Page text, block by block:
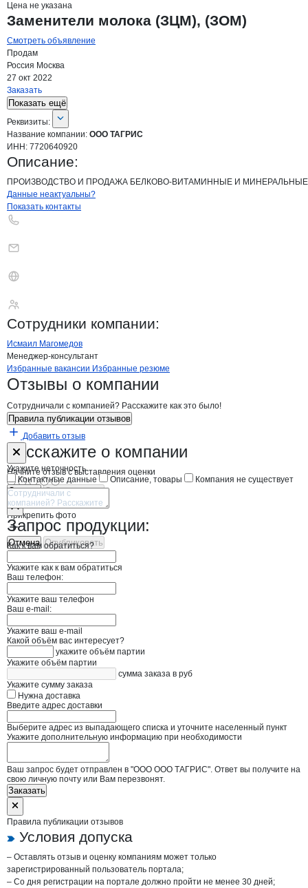
Цена не указана
Заменители молока (ЗЦМ), (ЗОМ)
Смотреть объявление
Продам
Россия Москва
27 окт 2022
Заказать
Показать ещё
О компании
Реквизиты
Реквизиты:
Название компании: ООО ТАГРИС
ИНН: 7720640920
Описание:
ПРОИЗВОДСТВО И ПРОДАЖА БЕЛКОВО-ВИТАМИННЫЕ И МИНЕРАЛЬНЫЕ
Контактыкомпании
+7(800)000-00-..
Данные неактуальны?
Показать контакты
Сотрудники компании:
Исмаил Магомедов
Менеджер-консультант
Брендыкомпани ООО ТАГРИС
Вакансии вООО ТАГРИС
Избранные вакансии Избранные резюме
Новости oООО ТАГРИС, ООО
Отзывы о компании
Сотрудничали с компанией? Расскажите как это было!
Правила публикации отзывов
Добавить отзыв
Расскажите о компании
Начните отзыв с выставления оценки
Прикрепить фото
Отмена Опубликовать
Форма обратной связи о неточностях
Укажите неточность
Контактные данные
Описание, товары Компания не существует
Отмена Опубликовать
Запрос продукции:
Как к вам обратиться?
Укажите как к вам обратиться
Ваш телефон:
Укажите ваш телефон
Ваш e-mail:
Укажите ваш e-mail
Какой объём вас интересует?
укажите объём партии
Укажите объём партии
сумма заказа в руб
Укажите сумму заказа
Нужна доставка
Введите адрес доставки
Выберите адрес из выпадающего списка и уточните населенный пункт
Укажите дополнительную информацию при необходимости
Ваш запрос будет отправлен в "ООО ООО ТАГРИС". Ответ вы получите на
свою личную почту или Вам перезвонят.
Заказать
Правила публикации отзывов
Условия допуска
– Оставлять отзыв и оценку компаниям может только
зарегистрированный пользователь портала;
– Со дня регистрации на портале должно пройти не менее 30 дней;